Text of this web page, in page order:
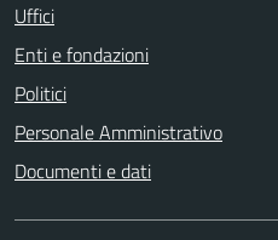
Uffici
Enti e fondazioni
Politici
Personale Amministrativo
Documenti e dati